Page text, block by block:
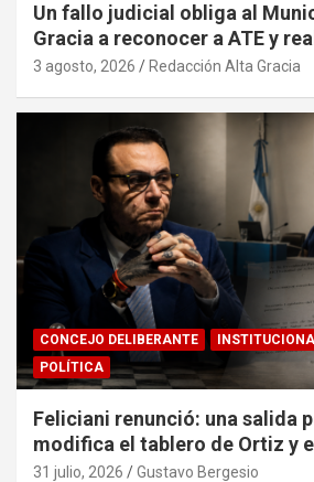
Un fallo judicial obliga al
Gracia a reconocer a ATE y
por la representación sindical
3 agosto, 2026 Redacción Alta Gracia
CONCEJO DELIBERANTE
POLÍTICA
Feliciani renunció: una salida
modifica el tablero de Ortiz y
31 julio, 2026 Gustavo Bergesio